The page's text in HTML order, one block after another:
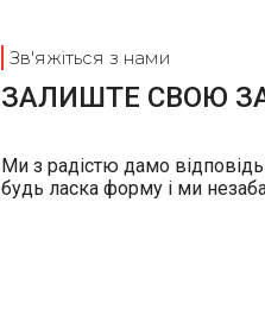
Зв'яжіться з нами
ЗАЛИШТЕ СВОЮ
Ми з радістю дамо відповідь
будь ласка форму і ми